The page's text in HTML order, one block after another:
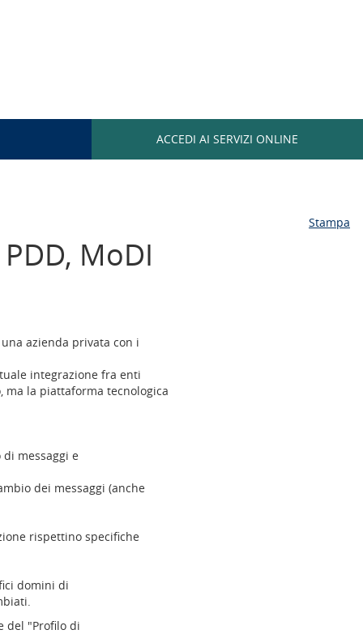
ACCEDI AI SERVIZI ONLINE
Stampa
MoDI
azienda privata con i
integrazione fra enti
ma la piattaforma tecnologica
messaggi e
dei messaggi (anche
rispettino specifiche
domini di
del "Profilo di